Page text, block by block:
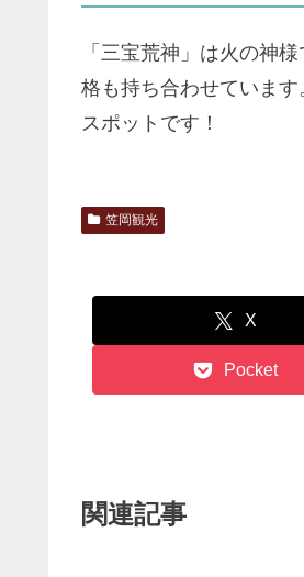
「三宝荒神」は火の神
格も持ち合わせていま
スポットです！
笠岡観光
X
Pocket
関連記事